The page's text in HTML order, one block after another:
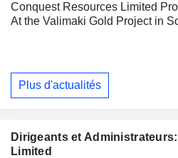
Conquest Resources Limited
At the Valimaki Gold Project in
Plus d'actualités
Dirigeants et
Limited